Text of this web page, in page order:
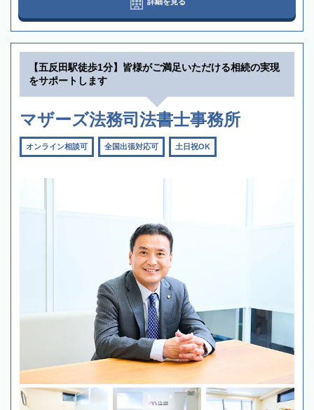
【五反田駅徒歩1分】皆様がご満足いただける相続の実現
をサポートします
マザーズ法務司法書士事務所
オンライン相談可 全国出張対応可 土日祝OK